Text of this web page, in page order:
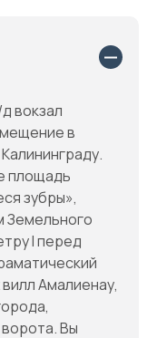
вокзал
в
площадь
зубры»,
Земельного
I перед
Амалиенау,
Вы